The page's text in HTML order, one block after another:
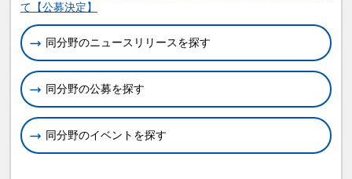
て【公募決定】
同分野のニュースリリースを探す
同分野の公募を探す
同分野のイベントを探す